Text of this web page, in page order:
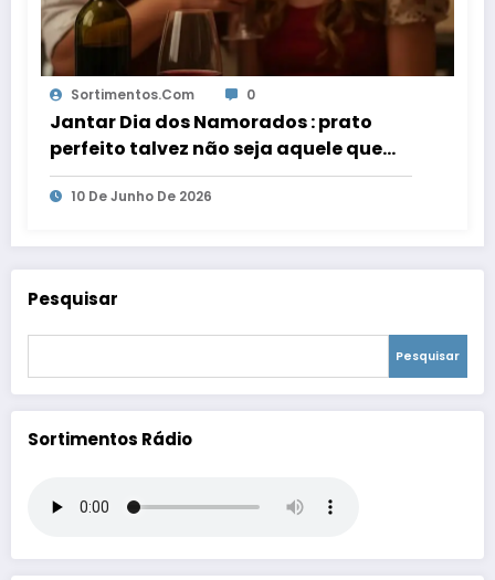
Sortimentos.com 0
Jantar Dia dos Namorados : prato
perfeito talvez não seja aquele que
você imagina
10 De Junho De 2026
Pesquisar
Pesquisar
Sortimentos Rádio